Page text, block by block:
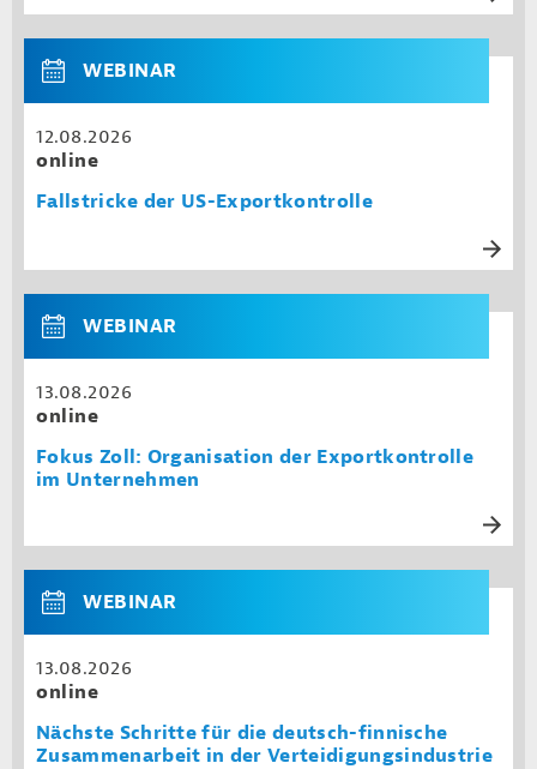
WEBINAR
12.08.2026
online
Fallstricke der US-Exportkontrolle
WEBINAR
13.08.2026
online
Fokus Zoll: Organisation der Exportkontrolle
im Unternehmen
WEBINAR
13.08.2026
online
Nächste Schritte für die deutsch-finnische
Zusammenarbeit in der Verteidigungsindustrie